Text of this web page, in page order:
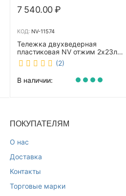
7 540.00₽
КОД: NV-11574
Тележка двухведерная
пластиковая NV отжим 2х23л
NV-11574
(2)
В наличии:
ПОКУПАТЕЛЯМ
О нас
Доставка
Контакты
Торговые марки